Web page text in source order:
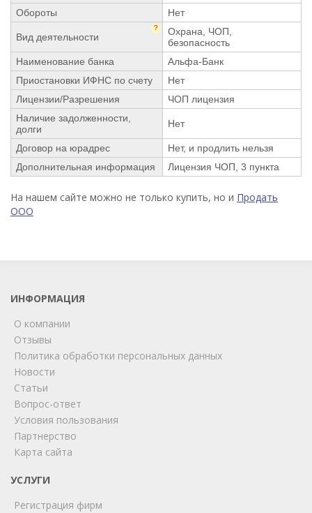
Обороты
Нет
Вид деятельности
?
Охрана, ЧОП,
безопасность
Наименование банка
Альфа-Банк
Приостановки ИФНС по счету
Нет
Лицензии/Разрешения
ЧОП лицензия
Наличие задолженности,
долги
Нет
Договор на юрадрес
Нет, и продлить нельзя
Дополнительная информация
Лицензия ЧОП, 3 пункта
На нашем сайте можно не только купить, но и Продать
ООО
ИНФОРМАЦИЯ
О компании
Отзывы
Политика обработки персональных данных
Новости
Статьи
Вопрос-ответ
Условия пользования
Партнерство
Карта сайта
УСЛУГИ
Регистрация фирм